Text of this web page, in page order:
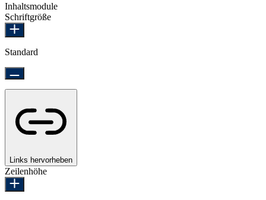
Inhaltsmodule
Schriftgröße
Standard
Links hervorheben
Zeilenhöhe